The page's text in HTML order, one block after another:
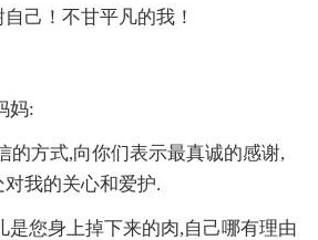
己！不甘平凡的我！
妈:
的方式,向你们表示最真诚的感谢,
我的关心和爱护.
是您身上掉下来的肉,自己哪有理由